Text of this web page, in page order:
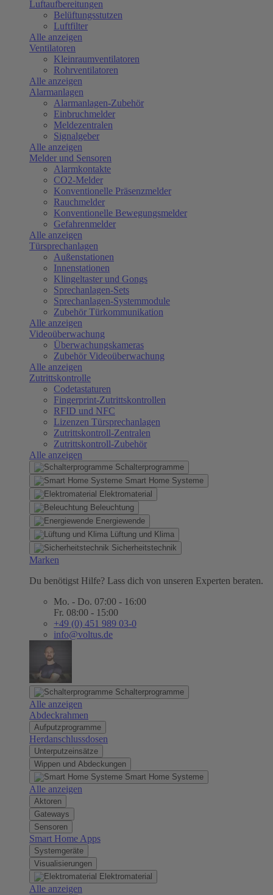
Luftaufbereitungen
Belüftungsstutzen
Luftfilter
Alle anzeigen
Ventilatoren
Kleinraumventilatoren
Rohrventilatoren
Alle anzeigen
Alarmanlagen
Alarmanlagen-Zubehör
Einbruchmelder
Meldezentralen
Signalgeber
Alle anzeigen
Melder und Sensoren
Alarmkontakte
CO2-Melder
Konventionelle Präsenzmelder
Rauchmelder
Konventionelle Bewegungsmelder
Gefahrenmelder
Alle anzeigen
Türsprechanlagen
Außenstationen
Innenstationen
Klingeltaster und Gongs
Sprechanlagen-Sets
Sprechanlagen-Systemmodule
Zubehör Türkommunikation
Alle anzeigen
Videoüberwachung
Überwachungskameras
Zubehör Videoüberwachung
Alle anzeigen
Zutrittskontrolle
Codetastaturen
Fingerprint-Zutrittskontrollen
RFID und NFC
Lizenzen Türsprechanlagen
Zutrittskontroll-Zentralen
Zutrittskontroll-Zubehör
Alle anzeigen
Schalterprogramme
Smart Home Systeme
Elektromaterial
Beleuchtung
Energiewende
Lüftung und Klima
Sicherheitstechnik
Marken
Du benötigst Hilfe? Lass dich von unseren Experten beraten.
Mo. - Do. 07:00 - 16:00
Fr. 08:00 - 15:00
+49 (0) 451 989 03-0
info@voltus.de
Schalterprogramme
Alle anzeigen
Abdeckrahmen
Aufputzprogramme
Herdanschlussdosen
Unterputzeinsätze
Wippen und Abdeckungen
Smart Home Systeme
Alle anzeigen
Aktoren
Gateways
Sensoren
Smart Home Apps
Systemgeräte
Visualisierungen
Elektromaterial
Alle anzeigen